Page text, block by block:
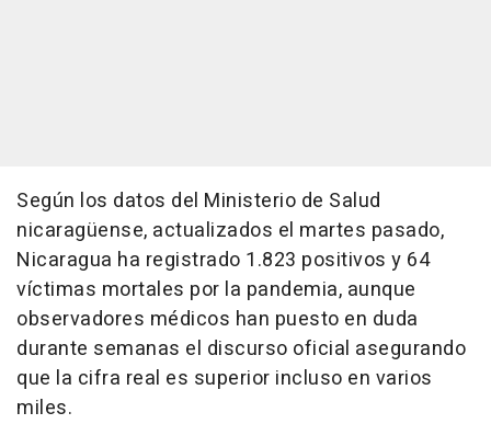
Según los datos del Ministerio de Salud
nicaragüense, actualizados el martes pasado,
Nicaragua ha registrado 1.823 positivos y 64
víctimas mortales por la pandemia, aunque
observadores médicos han puesto en duda
durante semanas el discurso oficial asegurando
que la cifra real es superior incluso en varios
miles.